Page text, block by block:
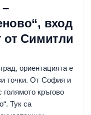
вход
от Симитли
ориентацията е
точки. От София и
голямото кръгово
Тук са